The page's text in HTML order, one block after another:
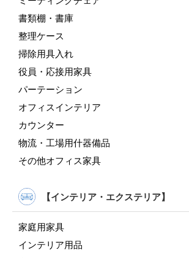
書類棚・書庫
整理ケース
掃除用具入れ
役員・応接用家具
パーテーション
オフィスインテリア
カウンター
物流・工場用什器備品
その他オフィス家具
【インテリア・エクステリア】
家庭用家具
インテリア用品